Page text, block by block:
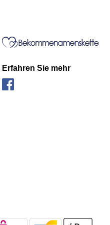
Erfahren Sie mehr